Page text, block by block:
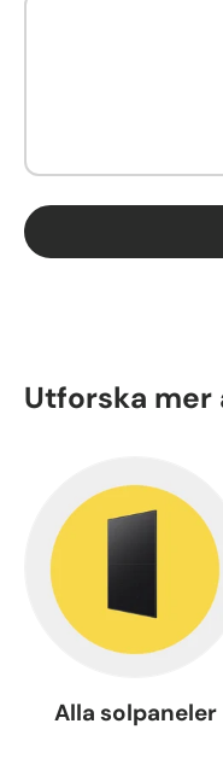
Utforska
Alla solpaneler